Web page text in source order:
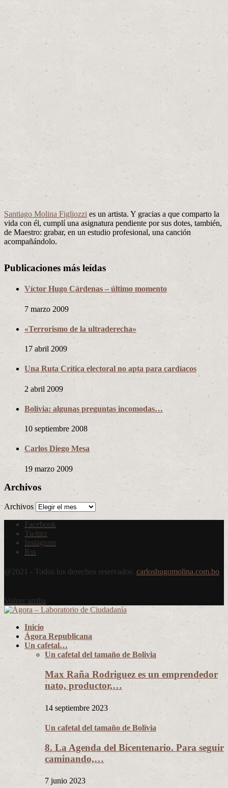
Santiago Molina Figliozzi es un artista. Y gracias a que comparto la
vida con él, cumplí una asignatura pendiente por sus dotes, también,
de Maestro: grabar, en un estudio profesional, una canción
acompañándolo.
Publicaciones más leídas
Víctor Hugo Cárdenas – último momento
7 marzo 2009
«Terrorismo de la ultraderecha»
17 abril 2009
Una Ruta Crítica electoral no apta para cardíacos
2 abril 2009
Bolivia: algunas preguntas incomodas…
10 septiembre 2008
Carlos Diego Mesa
19 marzo 2009
Archivos
Archivos
Facebook
Twitter
Instagram
Rss
@2021 - Todos los derechos reservados. carloshugomolina.com.bo
Volver arriba
Inicio
Ágora Republicana
Un cafetal…
Un cafetal del tamaño de Bolivia
Max Raña Rodriguez es un emprendedor
nato, productor,…
14 septiembre 2023
Un cafetal del tamaño de Bolivia
8. La Agenda del Bicentenario. Para seguir
caminando,…
7 junio 2023